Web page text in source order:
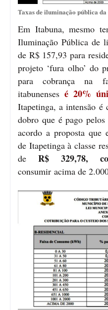
Taxas de iluminação pública
Em Itabuna, mesmo
Iluminação Pública de
de R$ 157,93 para
projeto ‘fura olho’ do
para cobrança na
itabunensesé 20%
Itapetinga, a intensão
dobro que é pago
acordo a proposta que
de Itapetinga à classe
de R$ 329,78,
consumir acima de